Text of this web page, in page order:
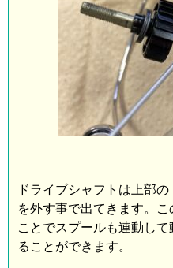
ドライブシャフトは上部
を外す事で出てきます。
ことでスプールも連動し
ることができます。